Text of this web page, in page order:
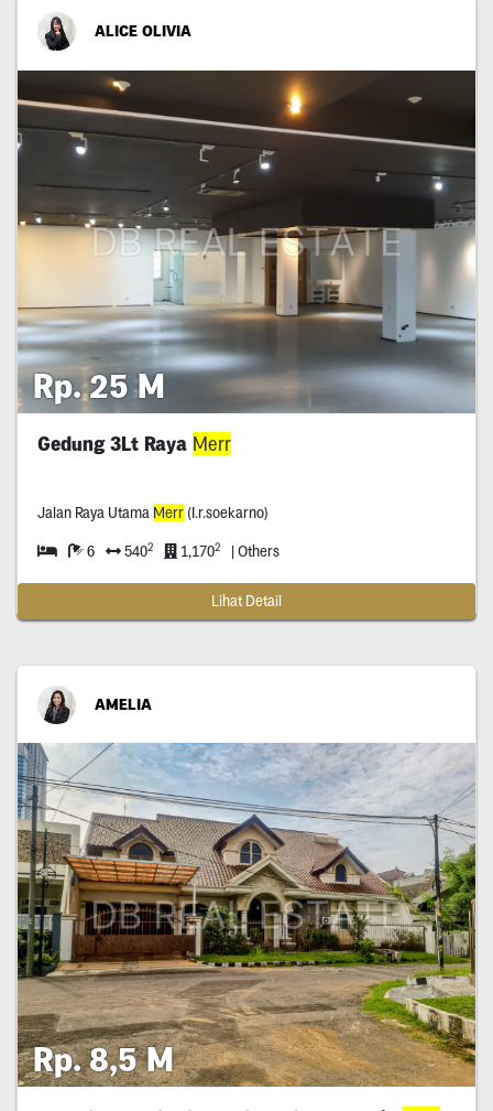
ALICE OLIVIA
Rp. 25 M
Gedung 3Lt Raya Merr
Jalan Raya Utama Merr(I.r.soekarno)
6 5402 1,1702 | Others
Lihat Detail
AMELIA
Rp. 8,5 M